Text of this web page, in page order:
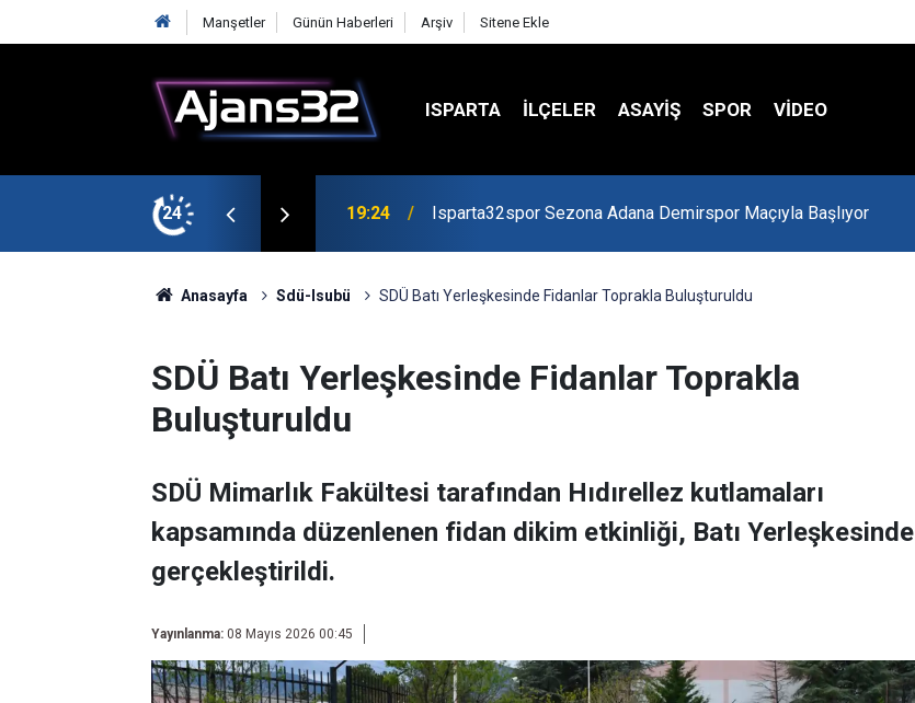
Manşetler Günün Haberleri Arşiv Sitene Ekle
ISPARTA İLÇELER ASAYİŞ SPOR VIDEO
24
Maçıyla Başlıyor 19:22 Isparta Kredi Batağında
Anasayfa Sdü-Isubü SDÜ Batı Yerleşkesinde Fidanlar Toprakla Buluşturuldu
SDÜ Batı Yerleşkesinde Fidanlar Toprakla
Buluşturuldu
SDÜ Mimarlık Fakültesi tarafından Hıdırellez kutlamaları
kapsamında düzenlenen fidan dikim etkinliği, Batı Yerleşkesinde
gerçekleştirildi.
Yayınlanma: 08 Mayıs 2026 00:45